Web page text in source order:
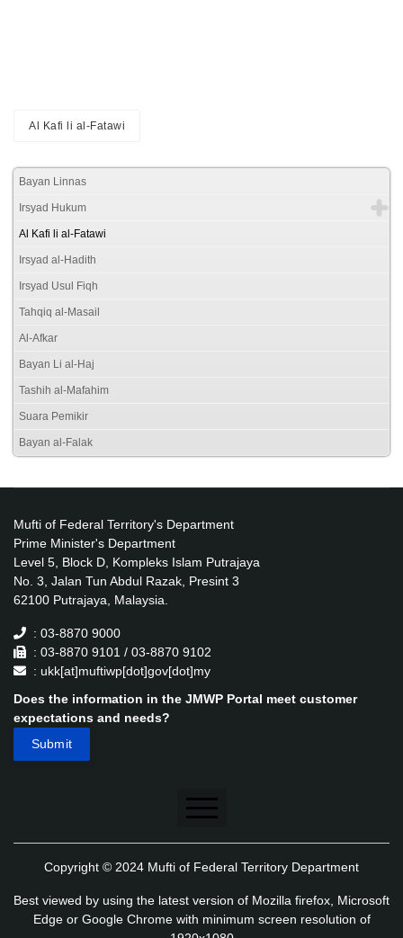
Al Kafi li al-Fatawi
Bayan Linnas
Irsyad Hukum
Al Kafi li al-Fatawi
Irsyad al-Hadith
Irsyad Usul Fiqh
Tahqiq al-Masail
Al-Afkar
Bayan Li al-Haj
Tashih al-Mafahim
Suara Pemikir
Bayan al-Falak
Mufti of Federal Territory's Department
Prime Minister's Department
Level 5, Block D, Kompleks Islam Putrajaya
No. 3, Jalan Tun Abdul Razak, Presint 3
62100 Putrajaya, Malaysia.
: 03-8870 9000
: 03-8870 9101 / 03-8870 9102
: ukk[at]muftiwp[dot]gov[dot]my
Does the information in the JMWP Portal meet customer
expectations and needs?
Disclaimer
Copyright © 2024 Mufti of Federal Territory Department
Best viewed by using the latest version of Mozilla firefox, Microsoft
Edge or Google Chrome with minimum screen resolution of